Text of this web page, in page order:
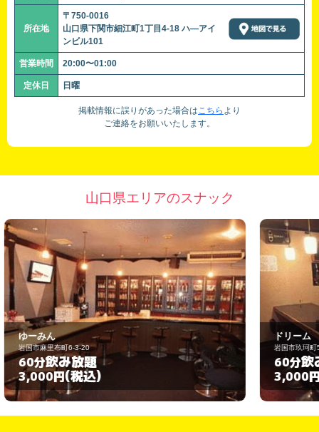
所在地
〒750-0016
山口県下関市細江町1丁目4-18 ハ―アイ
ンビル101
営業時間 20:00〜01:00
定休日 日曜
掲載情報に誤りがあった場合はこちら より
ご連絡をお願いいたします。
山口県エリアのスナック
ドリーム
岩国市玖珂町5050-5
60分飲み放題
3,000円